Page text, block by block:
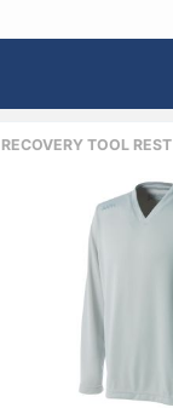
RECOVERY TOOL REST